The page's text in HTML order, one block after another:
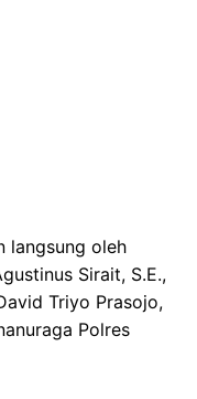
langsung oleh
Sirait, S.E.,
Triyo Prasojo,
Polres